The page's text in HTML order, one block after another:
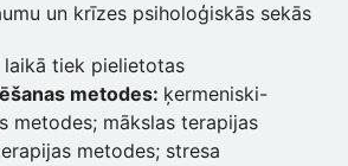
un krīzes psiholoģiskās sekās
laikā tiek pielietotas
metodes: ķermeniski-
metodes; mākslas terapijas
metodes; stresa